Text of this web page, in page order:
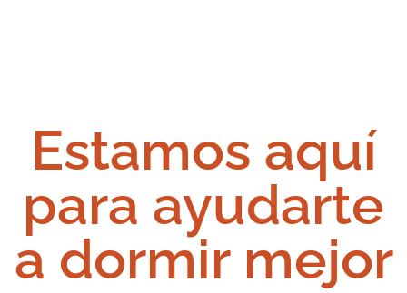
Estamos aquí
para ayudarte
a dormir mejor